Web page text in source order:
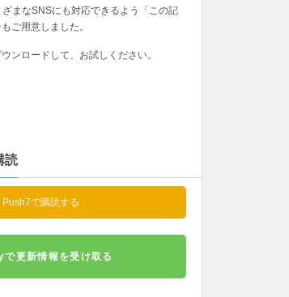
まなSNSにも対応できるよう「この記
ご用意しました。
ンロードして、お試しください。
読
Push7で購読する
更新情報を受け取る